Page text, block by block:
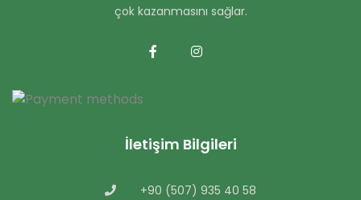
çok kazanmasını sağlar.
İletişim Bilgileri
+90 (507) 935 40 58